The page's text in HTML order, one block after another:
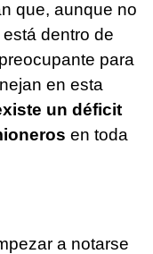
que, aunque no
dentro de
para
en esta
un déficit
en toda
a notarse